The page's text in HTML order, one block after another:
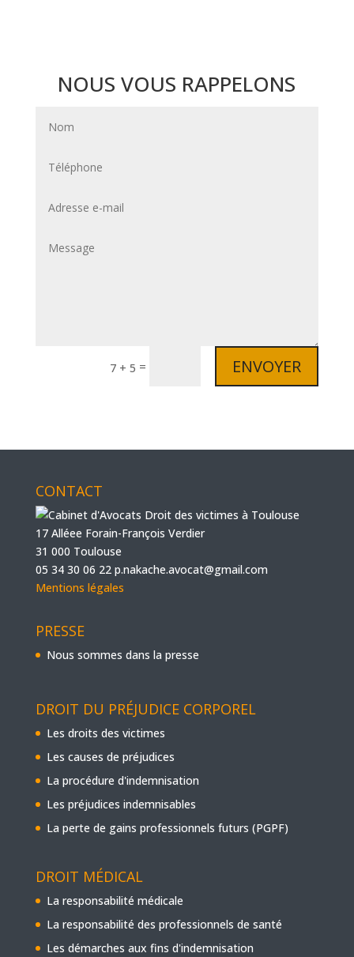
NOUS VOUS RAPPELONS
7 + 5 = ENVOYER
CONTACT
17 Alléee Forain-François Verdier
31 000 Toulouse
05 34 30 06 22 p.nakache.avocat@gmail.com
Mentions légales
PRESSE
Nous sommes dans la presse
DROIT DU PRÉJUDICE CORPOREL
Les droits des victimes
Les causes de préjudices
La procédure d'indemnisation
Les préjudices indemnisables
La perte de gains professionnels futurs (PGPF)
DROIT MÉDICAL
La responsabilité médicale
La responsabilité des professionnels de santé
Les démarches aux fins d'indemnisation